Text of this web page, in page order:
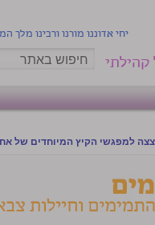
יחי אדוננו מורנו ורבינו מלך
קהילתי
למפגשי הקיץ המיוחדים של